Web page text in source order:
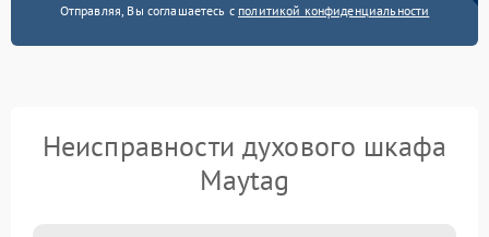
Отправляя, Вы соглашаетесь с политикой конфиденциальности
Неисправности духового шкафа
Maytag